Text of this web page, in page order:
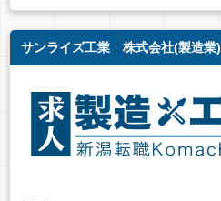
サンライズ工業 株式会社(製造業)